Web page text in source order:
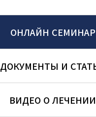
ОНЛАЙН СЕМИНАР
ДОКУМЕНТЫ И
ВИДЕО О ЛЕЧЕНИИ